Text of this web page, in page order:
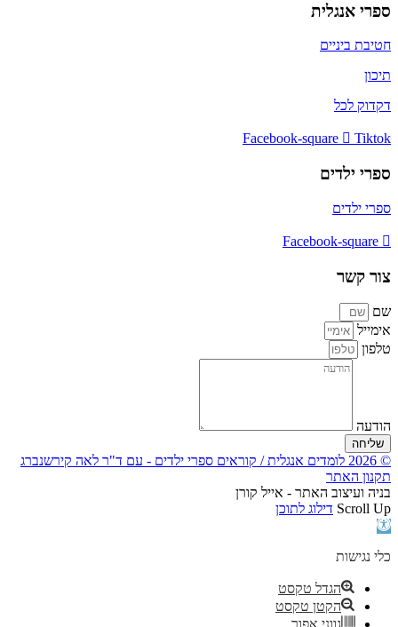
ספרי אנגלית
חטיבת ביניים
תיכון
דקדוק לכל
Facebook-square Tiktok
ספרי ילדים
ספרי ילדים
Facebook-square
צור קשר
שם
אימייל
טלפון
הודעה
שליחה
© 2026 לומדים אנגלית / קוראים ספרי ילדים - עם ד"ר לאה קירשנברג
תקנון האתר
בניה ועיצוב האתר - אייל קורן
Scroll Up דילוג לתוכן
פתח
נגישות
כלי נגישות
הגדל טקסט
הקטן טקסט